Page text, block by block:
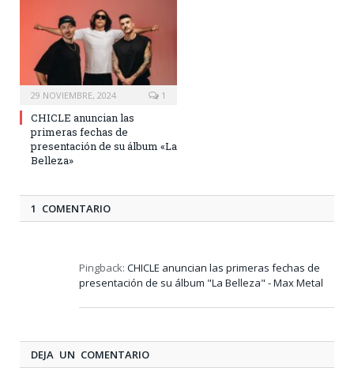
29 NOVIEMBRE, 2024 1
CHICLE anuncian las
primeras fechas de
presentación de su álbum «La
Belleza»
1 COMENTARIO
Pingback: CHICLE anuncian las primeras fechas de
presentación de su álbum "La Belleza" - Max Metal
DEJA UN COMENTARIO